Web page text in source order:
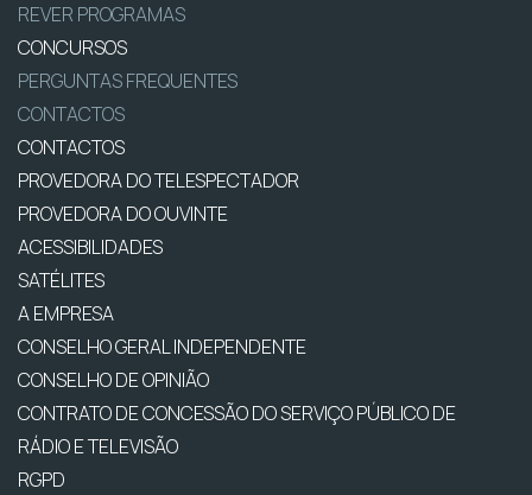
REVER PROGRAMAS
CONCURSOS
PERGUNTAS FREQUENTES
CONTACTOS
CONTACTOS
PROVEDORA DO TELESPECTADOR
PROVEDORA DO OUVINTE
ACESSIBILIDADES
SATÉLITES
A EMPRESA
CONSELHO GERAL INDEPENDENTE
CONSELHO DE OPINIÃO
CONTRATO DE CONCESSÃO DO SERVIÇO PÚBLICO DE
RÁDIO E TELEVISÃO
RGPD